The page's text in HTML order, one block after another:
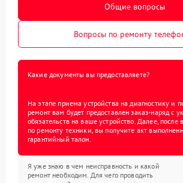
Общие вопросы
Вопросы по ремонту
Какие документы вы предоставляете?
На этапе приема устройства на диагностику и
ремонт вам будет предоставлен заказ-наряд с
обязательств на ваше устройство. Далее, после
по ремонту техники, вы получите акт
гарантийный талон.
Я уже знаю в чем неисправность и какой
ремонт необходим. Для чего проводить